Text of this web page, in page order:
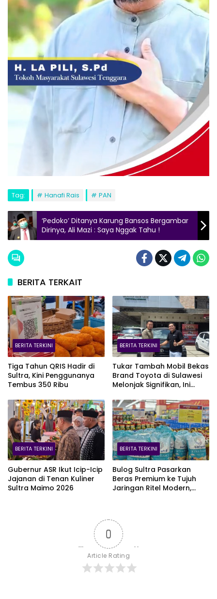
Tag: Hanafi Rais PAN
‘Pedoko’ Ditanya Karung Bansos Bergambar
Dirinya, Ali Mazi : Saya Nggak Tahu !
BERITA TERKAIT
BERITA TERKINI
Tiga Tahun QRIS Hadir di
Sultra, Kini Penggunanya
Tembus 350 Ribu
BERITA TERKINI
Tukar Tambah Mobil Bekas
Brand Toyota di Sulawesi
Melonjak Signifikan, Ini
BERITA TERKINI
Gubernur ASR Ikut Icip-Icip
Jajanan di Tenan Kuliner
Sultra Maimo 2026
BERITA TERKINI
Bulog Sultra Pasarkan
Beras Premium ke Tujuh
Jaringan Ritel Modern,
0
Article Rating